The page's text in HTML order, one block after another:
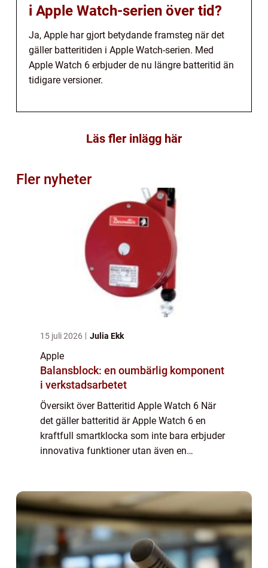
i Apple Watch-serien över tid?
Ja, Apple har gjort betydande framsteg när det
gäller batteritiden i Apple Watch-serien. Med
Apple Watch 6 erbjuder de nu längre batteritid än
tidigare versioner.
Läs fler inlägg här
Fler nyheter
15 juli 2026 Julia Ekk
Apple
Balansblock: en oumbärlig komponent
i verkstadsarbetet
Översikt över Batteritid Apple Watch 6 När
det gäller batteritid är Apple Watch 6 en
kraftfull smartklocka som inte bara erbjuder
innovativa funktioner utan även en
batteritid...